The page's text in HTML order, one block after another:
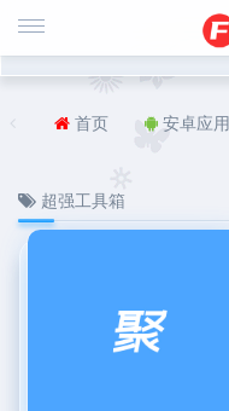
首页 安卓应用
超强工具箱